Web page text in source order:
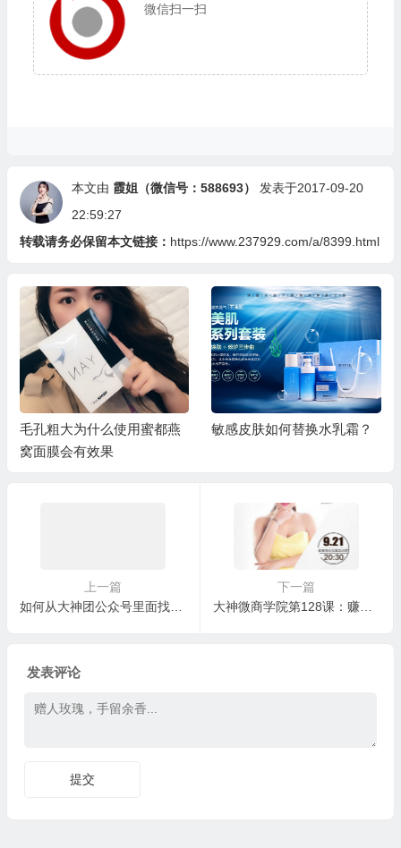
微信扫一扫
本文由 霞姐（微信号：588693）
发表于2017-09-20
22:59:27
转载请务必保留本文链接： https://www.237929.com/a/8399.html
毛孔粗大为什么使用蜜都燕
窝面膜会有效果
敏感皮肤如何替换水乳霜？
上一篇
如何从大神团公众号里面找到你想要的内容？
下一篇
大神微商学院第128课：赚钱首先学会投资，格局决定结局，态度决定高度
发表评论